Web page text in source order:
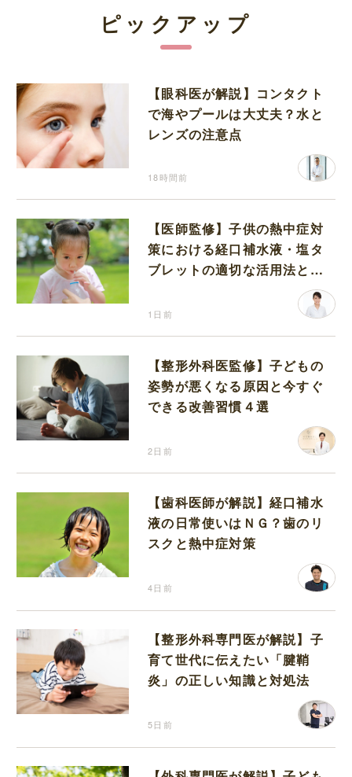
ピックアップ
【眼科医が解説】コンタクト
で海やプールは大丈夫？水と
レンズの注意点
18時間前
【医師監修】子供の熱中症対
策における経口補水液・塩タ
ブレットの適切な活用法と水
1日前
【整形外科医監修】子どもの
姿勢が悪くなる原因と今すぐ
できる改善習慣４選
2日前
【歯科医師が解説】経口補水
液の日常使いはＮＧ？歯のリ
スクと熱中症対策
4日前
【整形外科専門医が解説】子
育て世代に伝えたい「腱鞘
炎」の正しい知識と対処法
5日前